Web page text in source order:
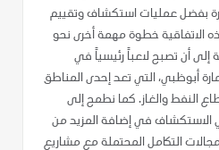
بفضل عمليات استكشاف وتقييم
الاتفاقية خطوة مهمة أخرى نحو
إلى أن تصبح لاعباً رئيسياً في
أبوظبي، التي تعد إحدى المناطق
النفط والغاز. كما نطمح إلى
الاستكشاف في إضافة المزيد من
التكامل المحتملة مع مشاريع